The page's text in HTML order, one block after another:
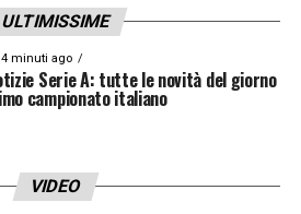
restituito dei bei segnali,
i risultati in questo
SOULÉ – «Mi sento
con la società e
ULTIMISSIME
4 minuti ago
Serie A: tutte le novità del giorno
campionato italiano
VIDEO